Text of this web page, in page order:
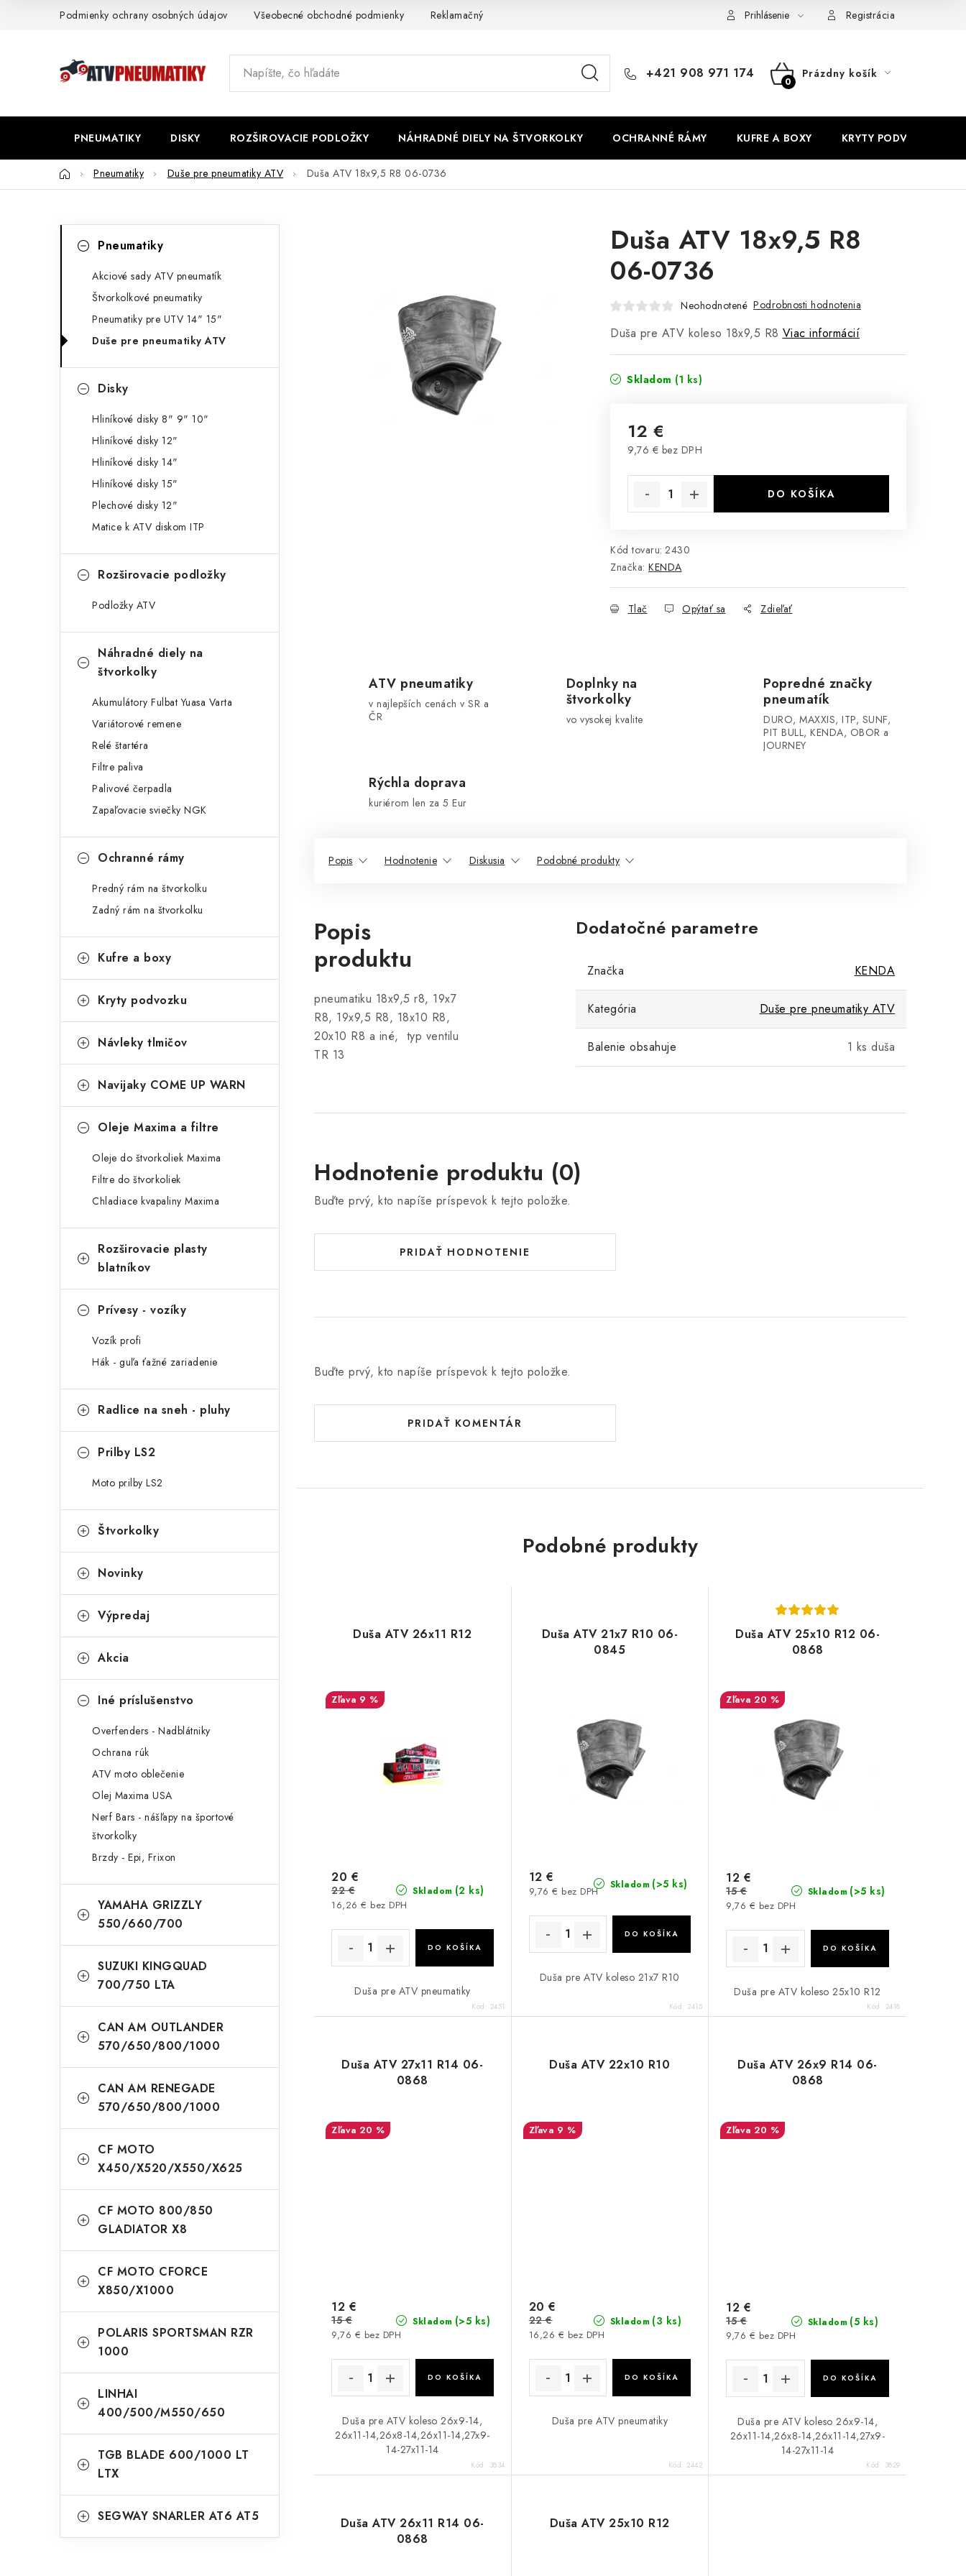
Podmienky ochrany osobných údajov Všeobecné obchodné podmienky Reklamačný poriadok - formulár Prihlásenie Registrácia
+421 908 971 174
NÁKUPNÝ
Prázdny košík
PNEUMATIKY DISKY ROZŠIROVACIE PODLOŽKY NÁHRADNÉ DIELY NA ŠTVORKOLKY OCHRANNÉ RÁMY KUFRE A BOXY KRYTY PODVOZKU
DomovPneumatiky Duše pre pneumatiky ATV Duša ATV 18x9,5 R8 06-0736
ý
p
kategórie
g
ó
Pneumatiky
Akciové sady ATV pneumatík
Štvorkolkové pneumatiky
Pneumatiky pre UTV 14" 15"
Duše pre pneumatiky ATV
Disky
Hliníkové disky 8" 9" 10"
Hliníkové disky 12"
Hliníkové disky 14"
Hliníkové disky 15"
Plechové disky 12"
Matice k ATV diskom ITP
Rozširovacie podložky
Podložky ATV
Náhradné diely na
štvorkolky
Akumulátory Fulbat Yuasa Varta
Variátorové remene
Relé štartéra
Filtre paliva
Palivové čerpadla
Zapaľovacie sviečky NGK
Ochranné rámy
Predný rám na štvorkolku
Zadný rám na štvorkolku
Kufre a boxy
Kryty podvozku
Návleky tlmičov
Navijaky COME UP WARN
Oleje Maxima a filtre
Oleje do štvorkoliek Maxima
Filtre do štvorkoliek
Chladiace kvapaliny Maxima
Rozširovacie plasty
blatníkov
Prívesy - vozíky
Vozík profi
Hák - guľa ťažné zariadenie
Radlice na sneh - pluhy
Prilby LS2
Moto prilby LS2
Štvorkolky
Novinky
Výpredaj
Akcia
Iné príslušenstvo
Overfenders - Nadblátniky
Ochrana rúk
ATV moto oblečenie
Olej Maxima USA
Nerf Bars - nášľapy na športové
štvorkolky
Brzdy - Epi, Frixon
YAMAHA GRIZZLY
550/660/700
SUZUKI KINGQUAD
700/750 LTA
CAN AM OUTLANDER
570/650/800/1000
CAN AM RENEGADE
570/650/800/1000
CF MOTO
X450/X520/X550/X625
CF MOTO 800/850
GLADIATOR X8
CF MOTO CFORCE
X850/X1000
POLARIS SPORTSMAN RZR
1000
LINHAI
400/500/M550/650
TGB BLADE 600/1000 LT
LTX
SEGWAY SNARLER AT6 AT5
Duša ATV 18x9,5 R8
06-0736
Neohodnotené Podrobnosti hodnotenia
Duša pre ATV koleso 18x9,5 R8 Viac informácií
Skladom (1 ks)
12 €
9,76 € bez DPH
DO KOŠÍKA
Kód tovaru: 2430
Značka: KENDA
Tlač Opýtať sa Zdieľať
ATV pneumatiky
v najlepších cenách v SR a
ČR
Doplnky na
štvorkolky
vo vysokej kvalite
Popredné značky
pneumatík
DURO, MAXXIS, ITP, SUNF,
PIT BULL, KENDA, OBOR a
JOURNEY
Rýchla doprava
kuriérom len za 5 Eur
Popis Hodnotenie Diskusia Podobné produkty
Popis
produktu
pneumatiku 18x9,5 r8, 19x7
R8, 19x9,5 R8, 18x10 R8,
20x10 R8 a iné, typ ventilu
TR 13
Dodatočné parametre
Značka KENDA
Kategória Duše pre pneumatiky ATV
Balenie obsahuje 1 ks duša
Hodnotenie produktu (0)
Buďte prvý, kto napíše príspevok k tejto položke.
PRIDAŤ HODNOTENIE
Buďte prvý, kto napíše príspevok k tejto položke.
PRIDAŤ KOMENTÁR
Podobné produkty
Duša ATV 26x11 R12
9 %
Skladom (2 ks)
16,26 € bez DPH
20 €
22 €
DO KOŠÍKA
Duša pre ATV pneumatiky
Kód: 2451
Duša ATV 21x7 R10 06-
0845
Skladom (>5 ks)
9,76 € bez DPH
12 €
DO KOŠÍKA
Duša pre ATV koleso 21x7 R10
Kód: 2415
Duša ATV 25x10 R12 06-
0868
20 %
Skladom (>5 ks)
9,76 € bez DPH
12 €
15 €
DO KOŠÍKA
Duša pre ATV koleso 25x10 R12
Kód: 2418
Duša ATV 27x11 R14 06-
0868
20 %
Skladom (>5 ks)
9,76 € bez DPH
12 €
15 €
DO KOŠÍKA
Duša pre ATV koleso 26x9-14,
26x11-14,26x8-14,26x11-14,27x9-
14-27x11-14
Kód: 3834
Duša ATV 22x10 R10
9 %
Skladom (3 ks)
16,26 € bez DPH
20 €
22 €
DO KOŠÍKA
Duša pre ATV pneumatiky
Kód: 2442
Duša ATV 26x9 R14 06-
0868
20 %
Skladom (5 ks)
9,76 € bez DPH
12 €
15 €
DO KOŠÍKA
Duša pre ATV koleso 26x9-14,
26x11-14,26x8-14,26x11-14,27x9-
14-27x11-14
Kód: 3829
Duša ATV 26x11 R14 06-
0868
Duša ATV 25x10 R12